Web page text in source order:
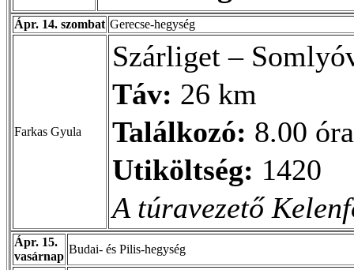
Ápr. 14. szombat Gerecse-hegység
Farkas Gyula
Szárliget –
Táv: 26 km
Találkozó: 8.00
Utiköltség: 1420
A túravezető
Ápr. 15.
vasárnap
Budai- és Pilis-hegység